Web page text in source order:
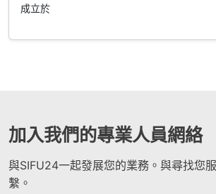
成立於
加入我們的專業人員網絡
與SIFU24一起發展您的業務。與尋找您
繫。